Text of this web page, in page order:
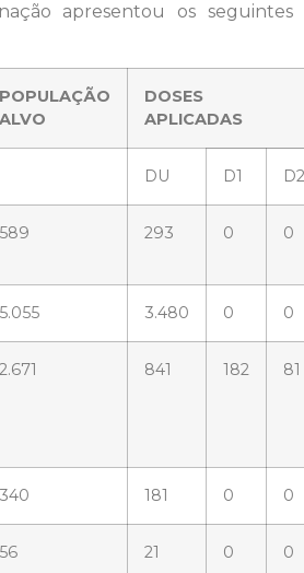
apresentou os seguintes
POPULAÇÃO
ALVO
DOSES
APLICADAS
DU D1 D2
589 293 0 0
5.055 3.480 0 0
2.671 841 182 81
340 181 0 0
56 21 0 0